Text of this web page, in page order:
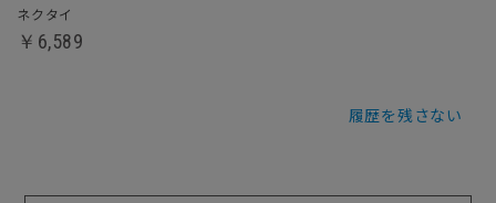
ネクタイ
￥6,589
履歴を残さない